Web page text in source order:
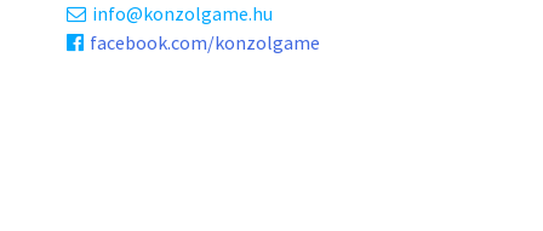
info
konzolgame.hu
facebook.com/konzolgame